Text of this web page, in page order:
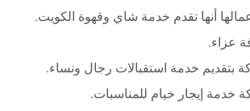
أنها تقدم خدمة شاي وقهوة الكويت.
عزاء.
بتقديم خدمة استقبالات رجال ونساء.
خدمة إيجار خيام للمناسبات.